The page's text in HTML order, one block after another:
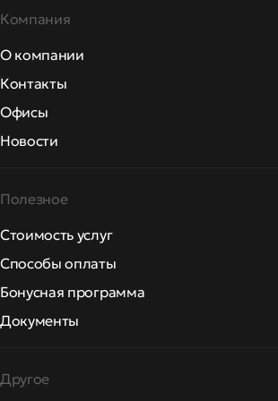
Компания
О компании
Контакты
Офисы
Новости
Полезное
Стоимость услуг
Способы оплаты
Бонусная программа
Документы
Другое